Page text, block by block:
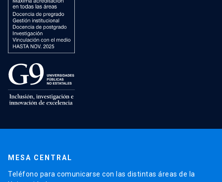
MESA CENTRAL
Teléfono para comunicarse con las distintas áreas de la